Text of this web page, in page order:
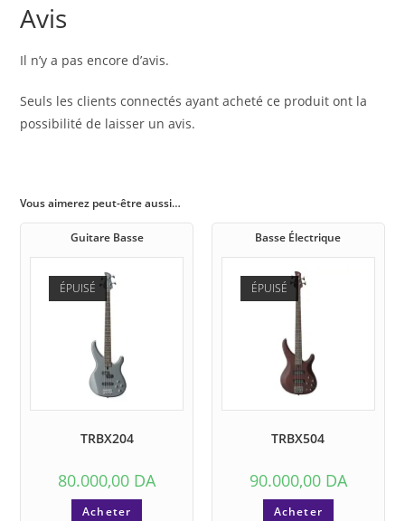
Avis
Il n’y a pas encore d’avis.
Seuls les clients connectés ayant acheté ce produit ont la
possibilité de laisser un avis.
Vous aimerez peut-être aussi…
Guitare Basse
ÉPUISÉ
TRBX204
80.000,00 DA
Acheter
Basse Électrique
ÉPUISÉ
TRBX504
90.000,00DA
Acheter